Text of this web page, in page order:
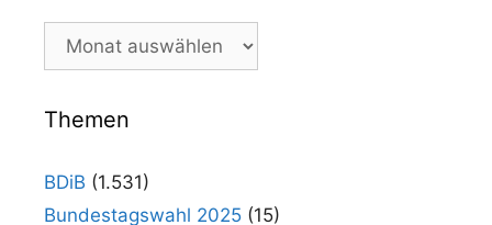
Unsere
Archiv
Themen
BDiB (1.531)
Bundestagswahl 2025 (15)